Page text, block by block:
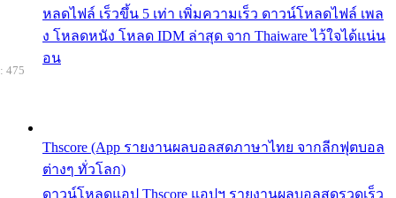
หลดไฟล์ เร็วขึ้น 5 เท่า เพิ่มความเร็ว ดาวน์โหลดไฟล์ เพล
ง โหลดหนัง โหลด IDM ล่าสุด จาก Thaiware ไว้ใจได้แน่น
อน
Thscore (App รายงานผลบอลสดภาษาไทย จากลีกฟุตบอล
ต่างๆ ทั่วโลก)
ดาวน์โหลดแอป Thscore แอปฯ รายงานผลบอลสดรวดเร็ว
475